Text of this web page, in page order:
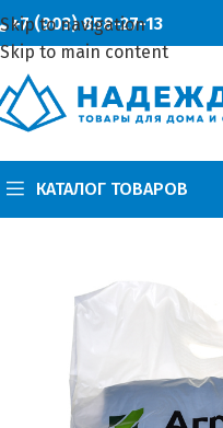
Skip to navigation
Skip to main content
+7 (903) 858-27-13
КАТАЛОГ ТОВАРОВ